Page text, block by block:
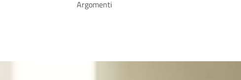
Argomenti